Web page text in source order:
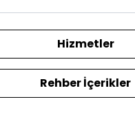
Hizmetler
Rehber İçerikler